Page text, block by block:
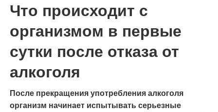
Что происходит с
организмом в первые
сутки после отказа от
алкоголя
После прекращения употребления алкоголя
организм начинает испытывать серьезные